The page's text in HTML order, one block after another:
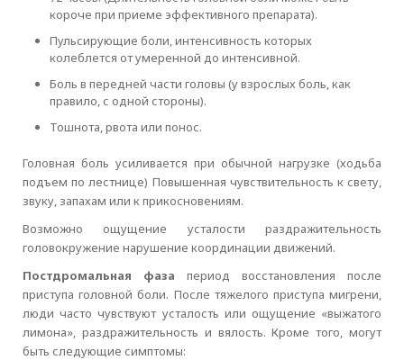
короче при приеме эффективного препарата).
Пульсирующие боли, интенсивность которых
колеблется от умеренной до интенсивной.
Боль в передней части головы (у взрослых боль, как
правило, с одной стороны).
Тошнота, рвота или понос.
Головная боль усиливается при обычной нагрузке (ходьба
подъем по лестнице) Повышенная чувствительность к свету,
звуку, запахам или к прикосновениям.
Возможно ощущение усталости раздражительность
головокружение нарушение координации движений.
Постдромальная фаза период восстановления после
приступа головной боли. После тяжелого приступа мигрени,
люди часто чувствуют усталость или ощущение «выжатого
лимона», раздражительность и вялость. Кроме того, могут
быть следующие симптомы: